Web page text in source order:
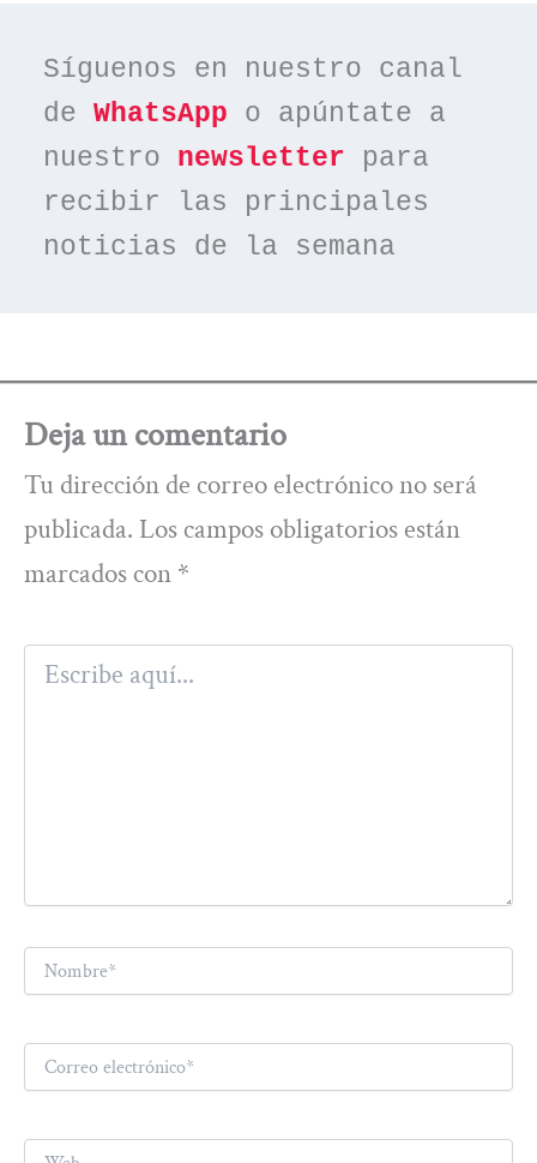
Síguenos en nuestro canal
de WhatsApp o apúntate a
nuestro newsletter para
recibir las principales
noticias de la semana
Deja un comentario
Tu dirección de correo electrónico no será
publicada. Los campos obligatorios están
marcados con *
Escribe
aquí...
Correo
electrónico*
Web